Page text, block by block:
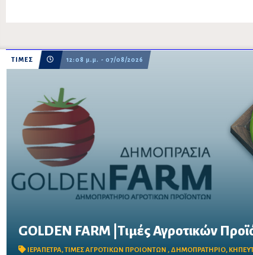
ΤΙΜΕΣ 12:08 μ.μ. - 07/08/2026
GOLDEN FARM |Τιμές Αγροτικών
ΙΕΡΑΠΕΤΡΑ,ΤΙΜΕΣ ΑΓΡΟΤΙΚΩΝ ΠΡΟΙΟΝΤΩΝ , ΔΗΜΟΠΡΑΤΗΡΙΟ,
Δείτε τις σημερινές τιμές του δημοπρατηρίου